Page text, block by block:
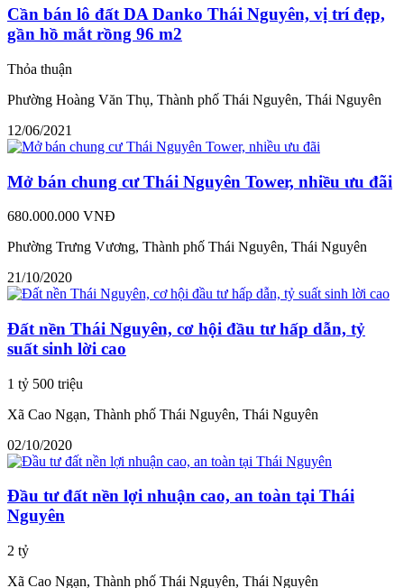
Cần bán lô đất DA Danko Thái Nguyên, vị trí đẹp,
gần hồ mắt rồng 96 m2
Thỏa thuận
Phường Hoàng Văn Thụ, Thành phố Thái Nguyên, Thái Nguyên
12/06/2021
Mở bán chung cư Thái Nguyên Tower, nhiều ưu đãi
680.000.000 VNĐ
Phường Trưng Vương, Thành phố Thái Nguyên, Thái Nguyên
21/10/2020
Đất nền Thái Nguyên, cơ hội đầu tư hấp dẫn, tỷ
suất sinh lời cao
1 tỷ 500 triệu
Xã Cao Ngạn, Thành phố Thái Nguyên, Thái Nguyên
02/10/2020
Đầu tư đất nền lợi nhuận cao, an toàn tại Thái
Nguyên
2 tỷ
Xã Cao Ngạn, Thành phố Thái Nguyên, Thái Nguyên